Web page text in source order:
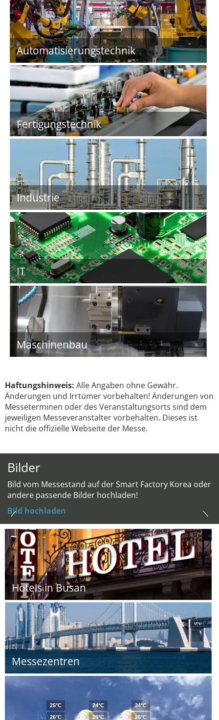
Automatisierungstechnik
Fertigungstechnik
Industrie
IT
Maschinenbau
Haftungshinweis: Alle Angaben ohne Gewähr.
Änderungen und Irrtümer vorbehalten! Änderungen von
Messeterminen oder des Veranstaltungsorts sind dem
jeweiligen Messeveranstalter vorbehalten. Dieses ist
nicht die offizielle Webseite der Messe.
Bilder
Bild vom Messestand auf der Smart Factory Korea oder
andere passende Bilder hochladen!
Bild hochladen
Hotels in Busan
Messezentren
25°C
26°C
24°C
26°C
24°C
26°C